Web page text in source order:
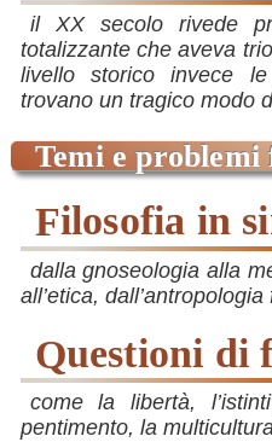
il XX secolo rivede
totalizzante che aveva
livello storico invece le
trovano un tragico modo
temi e
filosofia in
dalla gnoseologia alla
all’etica,
Questioni
come la libertà,
pentimento, la